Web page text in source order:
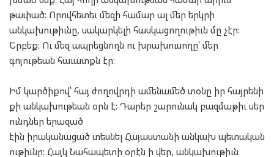
թափած: Որովհետեւ մեզի համար ալ մեր երկրի
անկախութիւնը, սակարկելի հասկացողութիւն մը չէր:
Երբեք: Ու մեզ ապրեցնողն ու խրախուսողը՝ մեր
գոյութեան հաւատքն էր:
Իմ կարծիքով՝ հայ ժողովրդի ամենամեծ տօնը իր հայրենի
քի անկախութեան օրն է: Դարեր շարունակ բազմաթիւ սեր
ունդներ երազած
էին իրականացած տեսնել Հայաստանի անկախ պետական
ութիւնը: Հայկ Նահապետի օրէն ի վեր, անկախութիւն